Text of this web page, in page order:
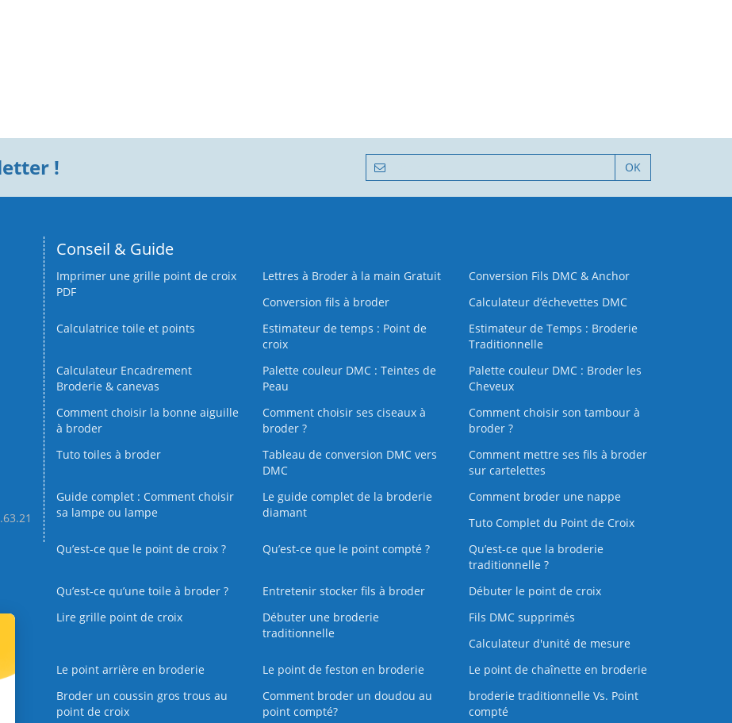
! OK
Conseil & Guide
Imprimer une grille point de croix
PDF
Lettres à Broder à la main Gratuit
Conversion Fils DMC & Anchor
Conversion fils à broder
Calculateur d’échevettes DMC
Calculatrice toile et points
Estimateur de temps : Point de
croix
Estimateur de Temps : Broderie
Traditionnelle
Calculateur Encadrement
Broderie & canevas
Palette couleur DMC : Teintes de
Peau
Palette couleur DMC : Broder les
Cheveux
Comment choisir la bonne aiguille
à broder
Comment choisir ses ciseaux à
broder ?
Comment choisir son tambour à
broder ?
Tuto toiles à broder
Tableau de conversion DMC vers
DMC
Comment mettre ses fils à broder
sur cartelettes
Guide complet : Comment choisir
sa lampe ou lampe
Le guide complet de la broderie
diamant
Comment broder une nappe
Tuto Complet du Point de Croix
Qu’est-ce que le point de croix ?
Qu’est-ce que le point compté ?
Qu’est-ce que la broderie
traditionnelle ?
Qu’est‑ce qu’une toile à broder ?
Entretenir stocker fils à broder
Débuter le point de croix
Lire grille point de croix
Débuter une broderie
traditionnelle
Fils DMC supprimés
Calculateur d'unité de mesure
Le point arrière en broderie
Le point de feston en broderie
Le point de chaînette en broderie
Broder un coussin gros trous au
point de croix
Comment broder un doudou au
point compté?
broderie traditionnelle Vs. Point
compté